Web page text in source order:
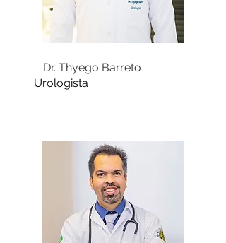
Dr. Thyego Barreto
Urologista